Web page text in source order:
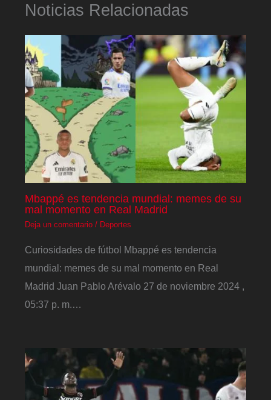
Noticias Relacionadas
Mbappé es tendencia mundial: memes de su
mal momento en Real Madrid
Deja un comentario / Deportes
Curiosidades de fútbol Mbappé es tendencia
mundial: memes de su mal momento en Real
Madrid Juan Pablo Arévalo 27 de noviembre 2024 ,
05:37 p. m.…